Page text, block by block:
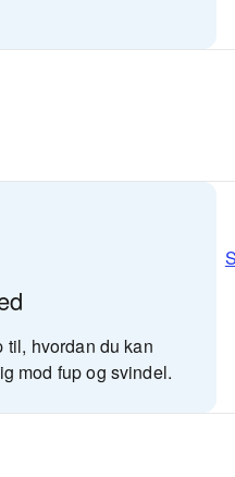
hvordan du kan
mod fup og svindel.